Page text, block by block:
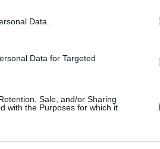
Data.
Data for Targeted
Sale, and/or Sharing
with the Purposes for which it